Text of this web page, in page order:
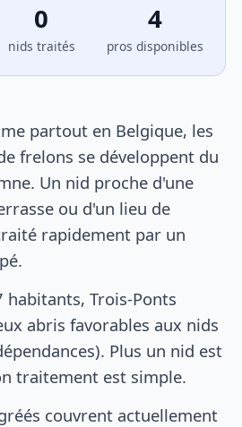
0
nids traités
4
pros disponibles
partout en Belgique, les
frelons se développent du
Un nid proche d'une
ou d'un lieu de
rapidement par un
habitants, Trois-Ponts
abris favorables aux nids
Plus un nid est
traitement est simple.
couvrent actuellement